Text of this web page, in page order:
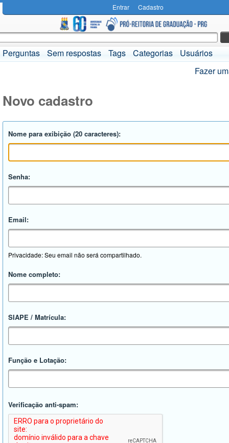
Entrar Cadastro
Perguntas Sem respostas Tags Categorias
Usuários
Fazer
Novo cadastro
Nome para exibição (20 caracteres):
Senha:
Email:
Privacidade: Seu email não será compartilhado.
Nome completo:
SIAPE / Matrícula:
Função e Lotação:
Verificação anti-spam: